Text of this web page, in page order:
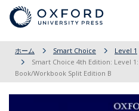
ホーム Smart Choice
Level 1
Smart Choice 4th Edition: Level
Book/Workbook Split Edition B